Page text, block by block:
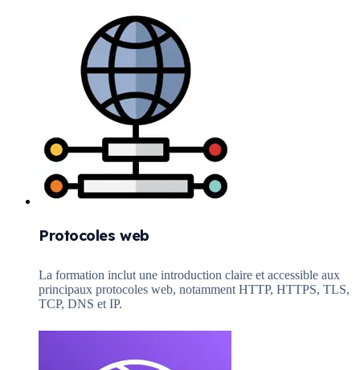
Protocoles web
La formation inclut une introduction claire et accessible aux
principaux protocoles web, notamment HTTP, HTTPS, TLS,
TCP, DNS et IP.